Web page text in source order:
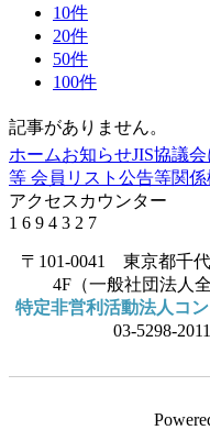
10件
20件
50件
100件
記事がありません。
ホームお知らせJIS協議
等 会員リスト 公告等関
アクセスカウンター
1 6 9 4 3 2 7
〒101-0041 東京都千
4F（一般社団法人
特定非営利活動法人
03-5298-